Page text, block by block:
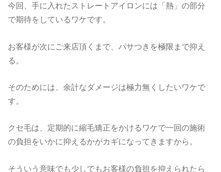
今回、手に入れたストレートアイロンには「熱」の部分
で期待をしているワケです。
お客様が次にご来店頂くまで、パサつきを極限まで抑え
る。
そのためには、余計なダメージは極力無くしたいワケで
す。
クセ毛は、定期的に縮毛矯正をかけるワケで一回の施術
の負担をいかに抑えるかがカギになってきますから。
そういう意味でも少しでもお客様の負担を抑えられたら